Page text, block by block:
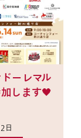
ーレマル
します🖤
日